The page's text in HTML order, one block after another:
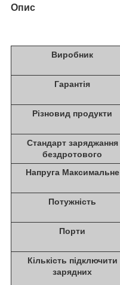
Опис
Виробник
Гарантія
Різновид продукти
Стандарт заряджання
бездротового
Напруга Максимальне
Потужність
Порти
Кількість підключити
зарядних